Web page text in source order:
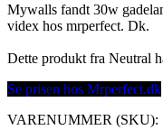
Mywalls fandt 30w
videx hos mrperfect. Dk.
Dette produkt fra Neutral
Se prisen hos Mrperfect.dk
VARENUMMER (SKU):